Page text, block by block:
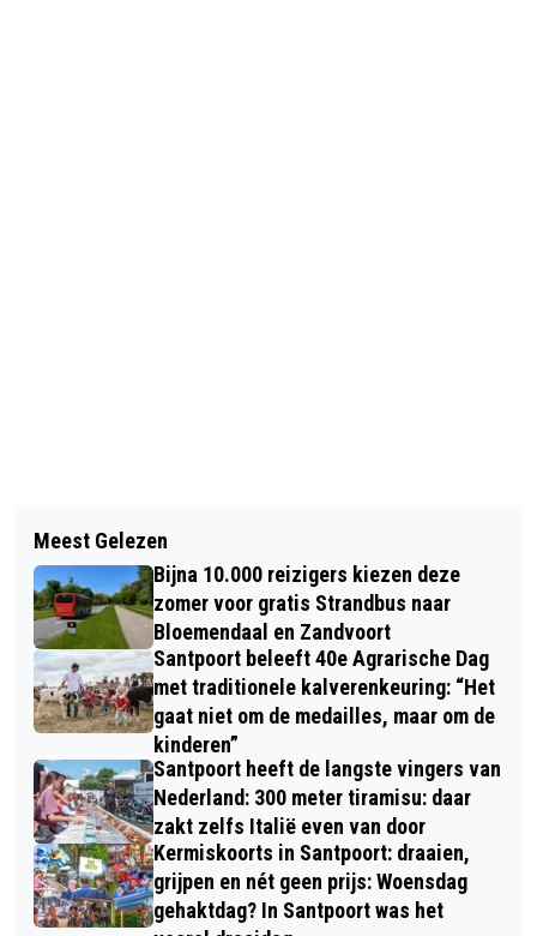
BOULEVARD DE FAUVAGE ZANDVOORT
REGELMATIG BOULEVARD IBIZA
REGIONALE HITTEGOLF IN AANTOCHT,
MOGELIJK NATIONALE
Meest Gelezen
Bijna 10.000 reizigers kiezen deze
zomer voor gratis Strandbus naar
Bloemendaal en Zandvoort
Santpoort beleeft 40e Agrarische Dag
met traditionele kalverenkeuring: “Het
gaat niet om de medailles, maar om de
kinderen”
Santpoort heeft de langste vingers van
Nederland: 300 meter tiramisu: daar
zakt zelfs Italië even van door
Kermiskoorts in Santpoort: draaien,
grijpen en nét geen prijs: Woensdag
gehaktdag? In Santpoort was het